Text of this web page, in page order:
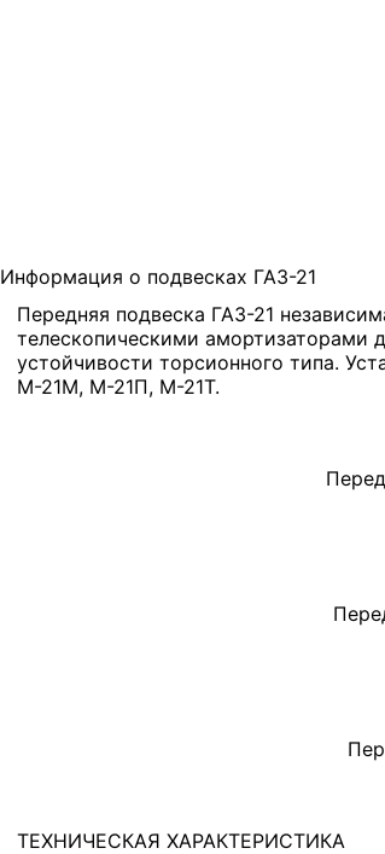
Информация о подвесках ГАЗ-21
Передняя подвеска ГАЗ-21
телескопическими амортизаторами
устойчивости торсионного типа.
М-21М, М-21П, М-21Т.
ТЕХНИЧЕСКАЯ ХАРАКТЕРИСТИКА